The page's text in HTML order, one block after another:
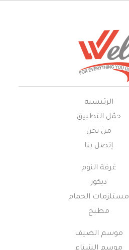
الرئيسية
حمّل التطبيق
من نحن
إتصل بنا
غرفة النوم
ديكور
مستلزمات الحمام
مطبخ
موسم الصيف
موسم الشتاء